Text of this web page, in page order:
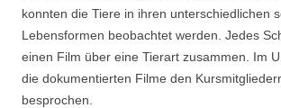
konnten die Tiere in ihren unterschiedlichen
Lebensformen beobachtet werden. Jedes
einen Film über eine Tierart zusammen. Im
die dokumentierten Filme den
besprochen.